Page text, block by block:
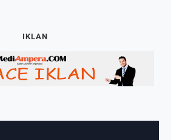
IKLAN